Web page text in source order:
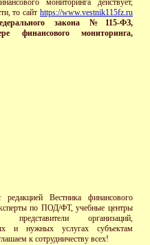
мониторинга действует,
то сайт https://www.vestnik115fz.ru
закона №115-ФЗ,
финансового мониторинга,
Вестника финансового
по ПОД/ФТ, учебные центры
организаций,
и нужных услугах субъектам
к сотрудничеству всех!